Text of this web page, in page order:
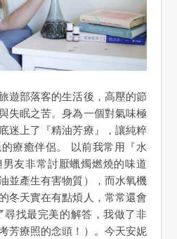
失眠之苦。身為一個對氣味極
迷上了『精油芳療』，讓純粹
療癒伴侶。 以前我常用『水
友非常討厭蠟燭燃燒的味道
並產生有害物質），而水氧機
冬天實在有點煩人，常常還會
找最完美的解答，我做了非
芳療照的念頭！）。今天安妮